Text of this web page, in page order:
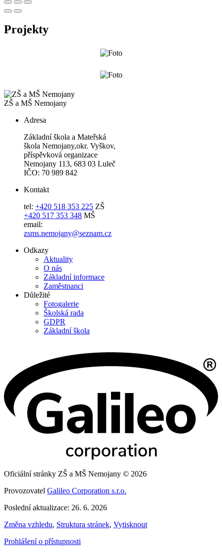
Projekty
ZŠ a MŠ Nemojany
Adresa
Základní škola a Mateřská
škola Nemojany,okr. Vyškov,
příspěvková organizace
Nemojany 113, 683 03 Luleč
IČO: 70 989 842
Kontakt
tel: +420 518 353 225 ZŠ
+420 517 353 348 MŠ
email:
zsms.nemojany@seznam.cz
Odkazy
Aktuality
O nás
Základní informace
Zaměstnanci
Důležité
Fotogalerie
Školská rada
GDPR
Základní škola
Oficiální stránky ZŠ a MŠ Nemojany © 2026
Provozovatel Galileo Corporation s.r.o.
Poslední aktualizace: 26. 6. 2026
Změna vzhledu, Struktura stránek, Vytisknout
Prohlášení o přístupnosti